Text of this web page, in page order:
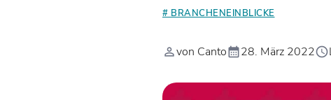
# BRANCHENEINBLICKE
von Canto 28. März 2022